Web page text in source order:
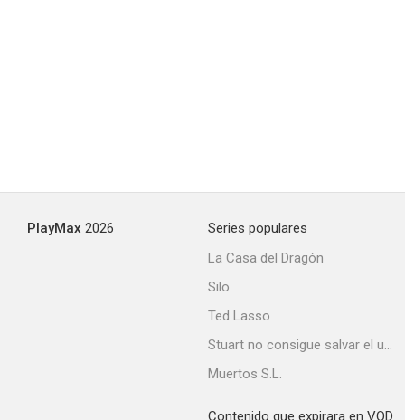
PlayMax 2026
Series populares
La Casa del Dragón
Silo
Ted Lasso
Stuart no consigue salvar el universo
Muertos S.L.
Contenido que expirara en VOD